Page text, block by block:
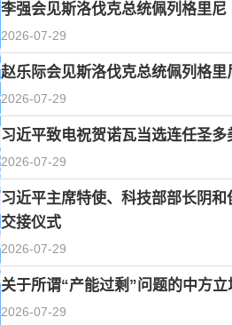
李强会见斯洛伐克总统佩列格里尼
2026-07-29
赵乐际会见斯洛伐克总统佩列格里
2026-07-29
习近平致电祝贺诺瓦当选连任圣
2026-07-29
习近平主席特使、科技部部长阴
交接仪式
2026-07-29
关于所谓“产能过剩”问题的中方立
2026-07-29